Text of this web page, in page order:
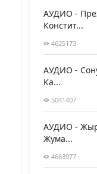
АУДИО -
Констит...
4625173
АУДИО -
Ка...
5041407
АУДИО -
Жума...
4663977